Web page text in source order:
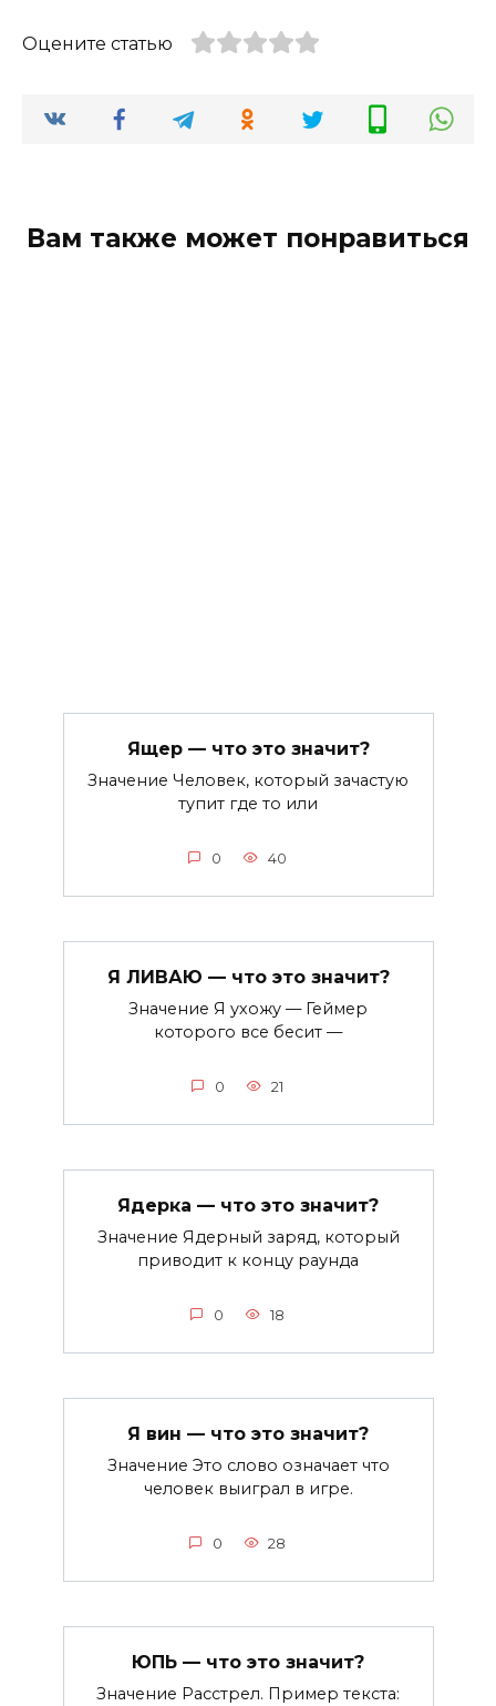
Оцените статью
Вам также может понравиться
Ящер — что это значит?
Значение Человек, который зачастую
тупит где то или
0 40
Я ЛИВАЮ — что это значит?
Значение Я ухожу — Геймер
которого все бесит —
0 21
Ядерка — что это значит?
Значение Ядерный заряд, который
приводит к концу раунда
0 18
Я вин — что это значит?
Значение Это слово означает что
человек выиграл в игре.
0 28
ЮПЬ — что это значит?
Значение Расстрел. Пример текста: